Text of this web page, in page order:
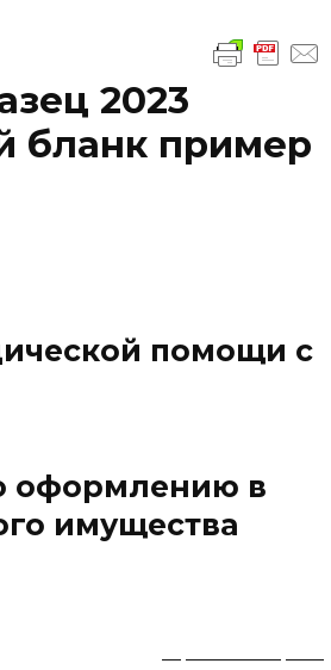
2023
бланк пример
помощи с
оформлению в
имущества
____